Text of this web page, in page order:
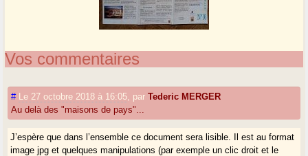
Vos commentaires
# Le 27 octobre 2018 à 16:05 parTederic MERGER
Au delà des "maisons de pays"...
J’espère que dans l’ensemble ce document sera lisible. Il est au format
image jpg et quelques manipulations (par exemple un clic droit et le